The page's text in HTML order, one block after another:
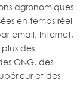
agronomiques
en temps réel
email, Internet,
des
ONG, des
et des